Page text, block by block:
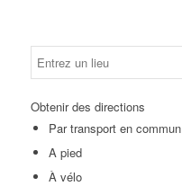
Obtenir des directions
Par transport en commun
A pied
À vélo